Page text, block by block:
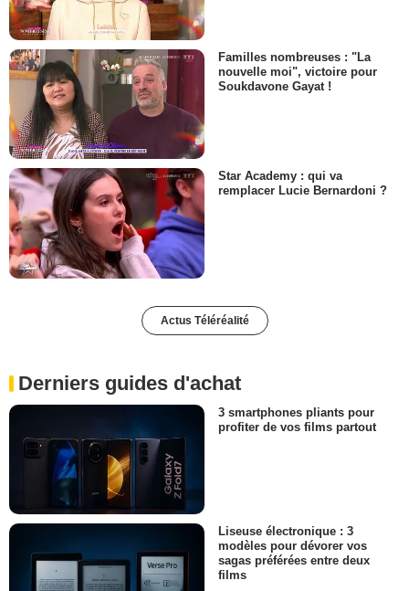
Familles nombreuses : "La
nouvelle moi", victoire pour
Soukdavone Gayat !
Star Academy : qui va
remplacer Lucie Bernardoni ?
Actus Téléréalité
Derniers guides d'achat
3 smartphones pliants pour
profiter de vos films partout
Liseuse électronique : 3
modèles pour dévorer vos
sagas préférées entre deux
films